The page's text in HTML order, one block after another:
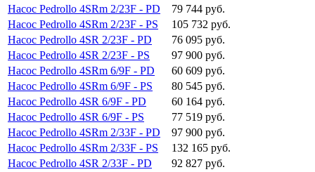
Насос Pedrollo 4SRm 2/23F - PD
79 744 руб.
Насос Pedrollo 4SRm 2/23F - PS
105 732 руб.
Насос Pedrollo 4SR 2/23F - PD
76 095 руб.
Насос Pedrollo 4SR 2/23F - PS
97 900 руб.
Насос Pedrollo 4SRm 6/9F - PD
60 609 руб.
Насос Pedrollo 4SRm 6/9F - PS
80 545 руб.
Насос Pedrollo 4SR 6/9F - PD
60 164 руб.
Насос Pedrollo 4SR 6/9F - PS
77 519 руб.
Насос Pedrollo 4SRm 2/33F - PD
97 900 руб.
Насос Pedrollo 4SRm 2/33F - PS
132 165 руб.
Насос Pedrollo 4SR 2/33F - PD
92 827 руб.